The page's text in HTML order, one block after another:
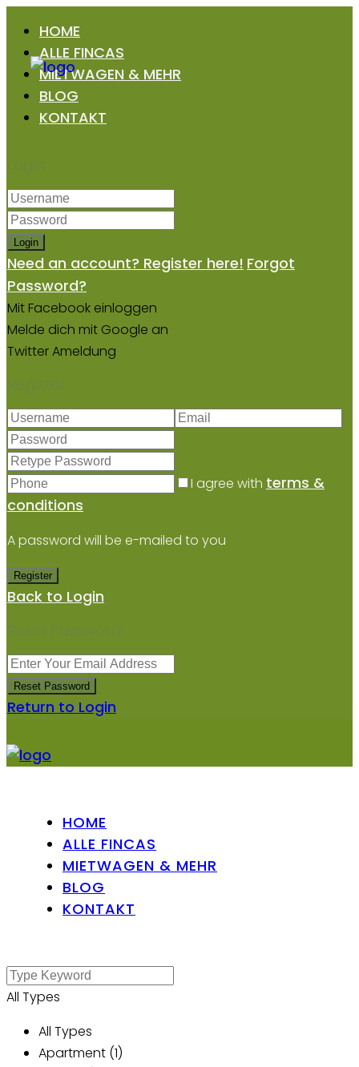
HOME
ALLE FINCAS
MIETWAGEN & MEHR
BLOG
KONTAKT
Login
Login
Need an account? Register here! Forgot
Password?
Mit Facebook einloggen
Melde dich mit Google an
Twitter Ameldung
Register
I agree with terms &
conditions
A password will be e-mailed to you
Register
Back to Login
Reset Password
Reset Password
Return to Login
HOME
ALLE FINCAS
MIETWAGEN & MEHR
BLOG
KONTAKT
All Types
All Types
Apartment (1)